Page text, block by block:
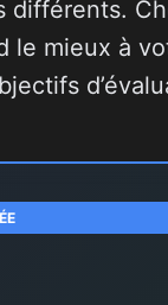
différents.
le mieux à